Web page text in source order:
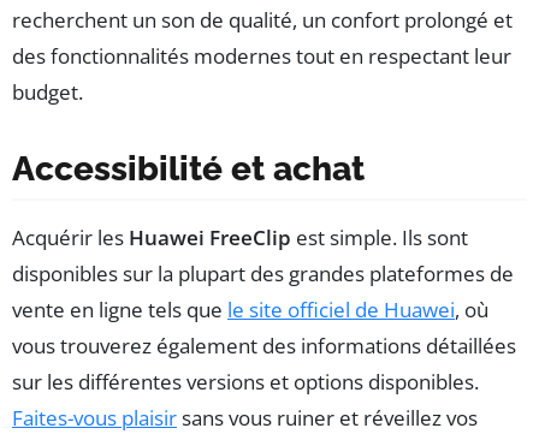
recherchent un son de qualité, un confort prolongé et
des fonctionnalités modernes tout en respectant leur
budget.
Accessibilité et achat
Acquérir les Huawei FreeClip est simple. Ils sont
disponibles sur la plupart des grandes plateformes de
vente en ligne tels que le site officiel de Huawei, où
vous trouverez également des informations détaillées
sur les différentes versions et options disponibles.
Faites-vous plaisirsans vous ruiner et réveillez vos